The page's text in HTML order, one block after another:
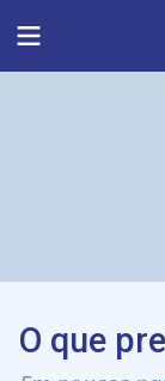
Menu
O que